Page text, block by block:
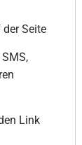
Seite
Link